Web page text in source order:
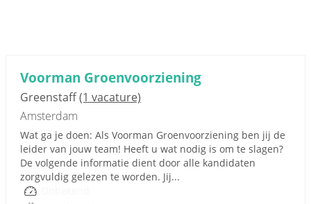
Voorman Groenvoorziening
Greenstaff(1 vacature)
Amsterdam
Wat ga je doen: Als Voorman Groenvoorziening ben jij de
leider van jouw team! Heeft u wat nodig is om te slagen?
De volgende informatie dient door alle kandidaten
zorgvuldig gelezen te worden. Jij...